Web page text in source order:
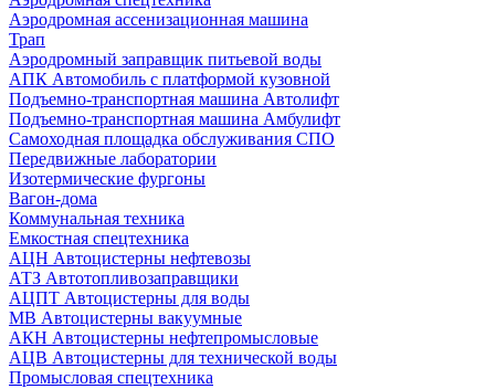
Аэродромная ассенизационная машина
Трап
Аэродромный заправщик питьевой воды
АПК Автомобиль с платформой кузовной
Подъемно-транспортная машина Автолифт
Подъемно-транспортная машина Амбулифт
Самоходная площадка обслуживания СПО
Передвижные лаборатории
Изотермические фургоны
Вагон-дома
Коммунальная техника
Емкостная спецтехника
АЦН Автоцистерны нефтевозы
АТЗ Автотопливозаправщики
АЦПТ Автоцистерны для воды
МВ Автоцистерны вакуумные
АКН Автоцистерны нефтепромысловые
АЦВ Автоцистерны для технической воды
Промысловая спецтехника